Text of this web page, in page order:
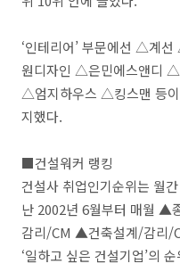
‘인테리어’ 부문에선 △계
원디자인 △은민에스앤디
△엄지하우스 △킹스맨 등이
지했다.
■건설워커 랭킹
건설사 취업인기순위는 월
난 2002년 6월부터 매월
감리/CM ▲건축설계/감리/
‘일하고 싶은 건설기업’의